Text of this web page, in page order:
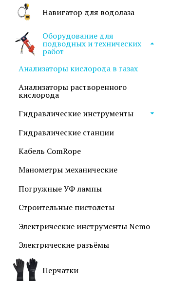
Навигатор для водолаза
Оборудование для
подводных и технических
работ
Анализаторы кислорода в газах
Анализаторы растворенного
кислорода
Гидравлические инструменты
Гидравлические станции
Кабель ComRope
Манометры механические
Погружные УФ лампы
Строительные пистолеты
Электрические инструменты Nemo
Электрические разъёмы
Перчатки